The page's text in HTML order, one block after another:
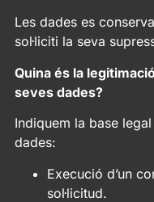
Les dades es
sol·liciti la seva
Quina és la
seves dades?
Indiquem la base
dades:
Execució d’un
sol·licitud.